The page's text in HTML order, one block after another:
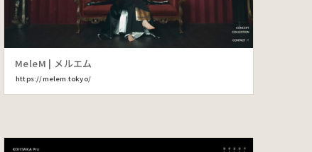
MeleM | メルエム
https://melem.tokyo/